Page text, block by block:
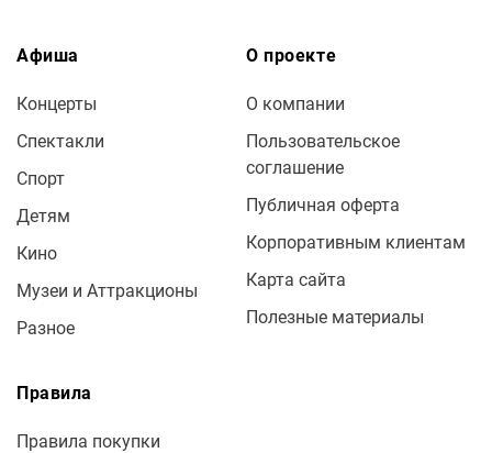
Афиша
Концерты
Спектакли
Спорт
Детям
Кино
Музеи и Аттракционы
Разное
О проекте
О компании
Пользовательское
соглашение
Публичная оферта
Корпоративным клиентам
Карта сайта
Полезные материалы
Правила
Правила покупки